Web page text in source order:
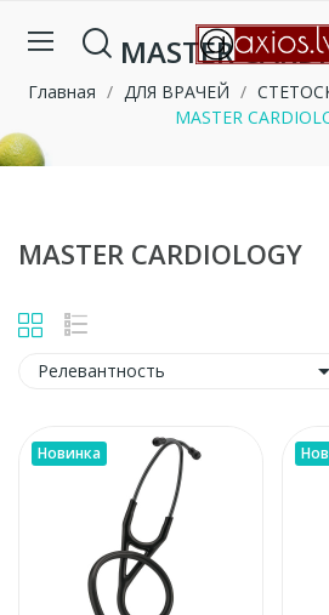
MASTER
Главная ДЛЯ ВРАЧЕЙ
MASTER
MASTER CARDIOLOGY
Релевантность 
Новинка